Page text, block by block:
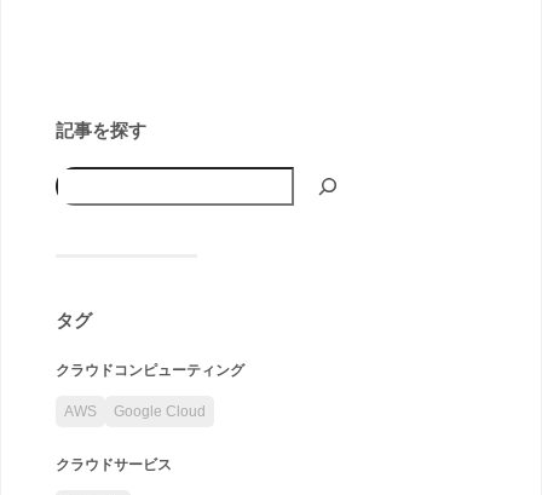
記事を探す
タグ
クラウドコンピューティング
AWS Google Cloud
クラウドサービス